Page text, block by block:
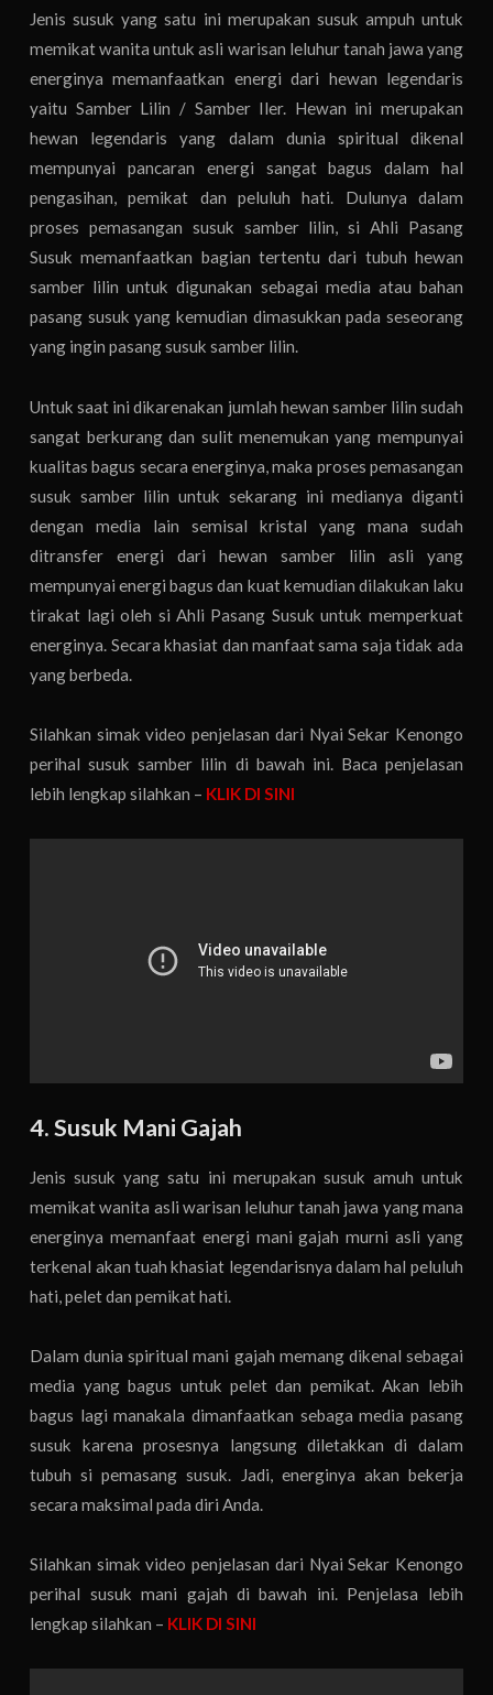
Jenis susuk yang satu ini merupakan susuk ampuh untuk
memikat wanita untuk asli warisan leluhur tanah jawa yang
energinya memanfaatkan energi dari hewan legendaris
yaitu Samber Lilin / Samber Iler. Hewan ini merupakan
hewan legendaris yang dalam dunia spiritual dikenal
mempunyai pancaran energi sangat bagus dalam hal
pengasihan, pemikat dan peluluh hati. Dulunya dalam
proses pemasangan susuk samber lilin, si Ahli Pasang
Susuk memanfaatkan bagian tertentu dari tubuh hewan
samber lilin untuk digunakan sebagai media atau bahan
pasang susuk yang kemudian dimasukkan pada seseorang
yang ingin pasang susuk samber lilin.
Untuk saat ini dikarenakan jumlah hewan samber lilin sudah
sangat berkurang dan sulit menemukan yang mempunyai
kualitas bagus secara energinya, maka proses pemasangan
susuk samber lilin untuk sekarang ini medianya diganti
dengan media lain semisal kristal yang mana sudah
ditransfer energi dari hewan samber lilin asli yang
mempunyai energi bagus dan kuat kemudian dilakukan laku
tirakat lagi oleh si Ahli Pasang Susuk untuk memperkuat
energinya. Secara khasiat dan manfaat sama saja tidak ada
yang berbeda.
Silahkan simak video penjelasan dari Nyai Sekar Kenongo
perihal susuk samber lilin di bawah ini. Baca penjelasan
lebih lengkap silahkan – KLIK DI SINI
4. Susuk Mani Gajah
Jenis susuk yang satu ini merupakan susuk amuh untuk
memikat wanita asli warisan leluhur tanah jawa yang mana
energinya memanfaat energi mani gajah murni asli yang
terkenal akan tuah khasiat legendarisnya dalam hal peluluh
hati, pelet dan pemikat hati.
Dalam dunia spiritual mani gajah memang dikenal sebagai
media yang bagus untuk pelet dan pemikat. Akan lebih
bagus lagi manakala dimanfaatkan sebaga media pasang
susuk karena prosesnya langsung diletakkan di dalam
tubuh si pemasang susuk. Jadi, energinya akan bekerja
secara maksimal pada diri Anda.
Silahkan simak video penjelasan dari Nyai Sekar Kenongo
perihal susuk mani gajah di bawah ini. Penjelasa lebih
lengkap silahkan – KLIK DI SINI